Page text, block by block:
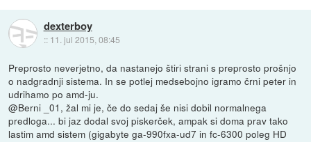
dexterboy
:: 11. jul 2015, 08:45
Preprosto neverjetno, da nastanejo štiri strani s preprosto prošnjo
o nadgradnji sistema. In se potlej medsebojno igramo črni peter in
udrihamo po amd-ju.
@Berni _01, žal mi je, če do sedaj še nisi dobil normalnega
predloga... bi jaz dodal svoj piskerček, ampak si doma prav tako
lastim amd sistem (gigabyte ga-990fxa-ud7 in fc-6300 poleg HD